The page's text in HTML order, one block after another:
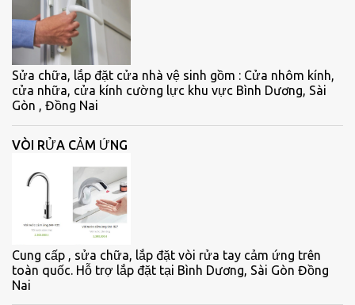
Sửa chữa, lắp đặt cửa nhà vệ sinh gồm : Cửa nhôm kính,
cửa nhữa, cửa kính cường lực khu vực Bình Dương, Sài
Gòn , Đồng Nai
VÒI RỬA CẢM ỨNG
Cung cấp , sửa chữa, lắp đặt vòi rửa tay cảm ứng trên
toàn quốc. Hỗ trợ lắp đặt tại Bình Dương, Sài Gòn Đồng
Nai